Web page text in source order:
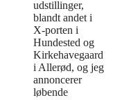
udstillinger,
blandt andet i
X-porten i
Hundested og
Kirkehavegaard
i Allerød, og jeg
annoncerer
løbende